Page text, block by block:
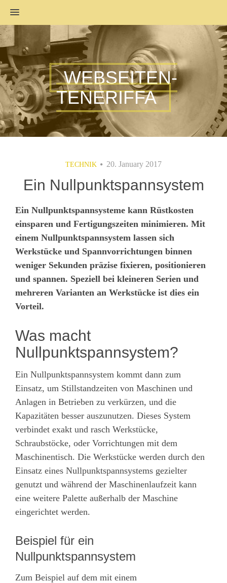
MENU
WEBSEITEN-
TENERIFFA
TECHNIK 20. January 2017
Ein Nullpunktspannsystem
Ein Nullpunktspannsysteme kann Rüstkosten
einsparen und Fertigungszeiten minimieren. Mit
einem Nullpunktspannsystem lassen sich
Werkstücke und Spannvorrichtungen binnen
weniger Sekunden präzise fixieren, positionieren
und spannen. Speziell bei kleineren Serien und
mehreren Varianten an Werkstücke ist dies ein
Vorteil.
Was macht
Nullpunktspannsystem?
Ein Nullpunktspannsystem kommt dann zum
Einsatz, um Stillstandzeiten von Maschinen und
Anlagen in Betrieben zu verkürzen, und die
Kapazitäten besser auszunutzen. Dieses System
verbindet exakt und rasch Werkstücke,
Schraubstöcke, oder Vorrichtungen mit dem
Maschinentisch. Die Werkstücke werden durch den
Einsatz eines Nullpunktspannsystems gezielter
genutzt und während der Maschinenlaufzeit kann
eine weitere Palette außerhalb der Maschine
eingerichtet werden.
Beispiel für ein
Nullpunktspannsystem
Zum Beispiel auf dem mit einem